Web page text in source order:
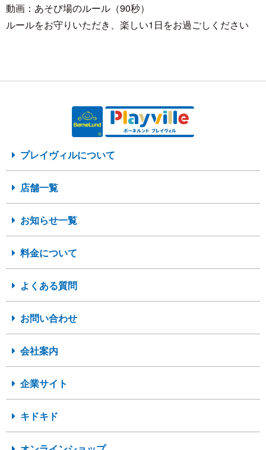
動画：あそび場のルール（90秒）
ルールをお守りいただき、楽しい1日をお過ごしください
プレイヴィルについて
店舗一覧
お知らせ一覧
料金について
よくある質問
お問い合わせ
会社案内
企業サイト
キドキド